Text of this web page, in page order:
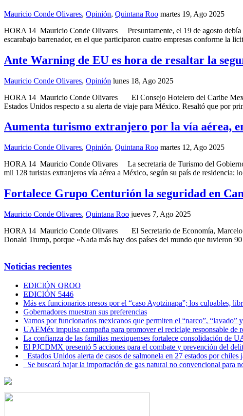
Mauricio Conde Olivares, Opinión, Quintana Roo martes 19, Ago 2025
HORA 14 Mauricio Conde Olivares Presuntamente, el 19 de agosto debía
escarabajo barrenador, en el que participaron cuatro empresas conforme
Ante Warning de EU es hora de resaltar la
Mauricio Conde Olivares, Opinión lunes 18, Ago 2025
HORA 14 Mauricio Conde Olivares El Consejo Hotelero del Caribe
Estados Unidos respecto a su alerta de viaje para México. Resaltó que por
Aumenta turismo extranjero por la vía aérea,
Mauricio Conde Olivares, Opinión, Quintana Roo martes 12, Ago 2025
HORA 14 Mauricio Conde Olivares La secretaria de Turismo del Gobierno
mil 128 turistas extranjeros vía aérea a México, según su país de
Fortalece Grupo Centurión la seguridad en
Mauricio Conde Olivares, Quintana Roo jueves 7, Ago 2025
HORA 14 Mauricio Conde Olivares El Secretario de Economía, Marcelo
Donald Trump, porque «Nada más hay dos países del mundo que tuvieron
Noticias recientes
EDICIÓN QROO
EDICIÓN 5446
Más ex funcionarios presos por el “caso Ayotzinapa”; los culpables,
Gobernadores muestran sus preferencias
Vamos por funcionarios mexicanos que permiten el “narco”, “lavado”
UAEMéx impulsa campaña para promover el reciclaje responsable de
La confianza de las familias mexiquenses fortalece consolidación de
El PJCDMX presentó 5 acciones para el combate y prevención del
Estados Unidos alerta de casos de salmonela en 27 estados por chiles
Se buscará bajar la importación de gas natural no convencional para